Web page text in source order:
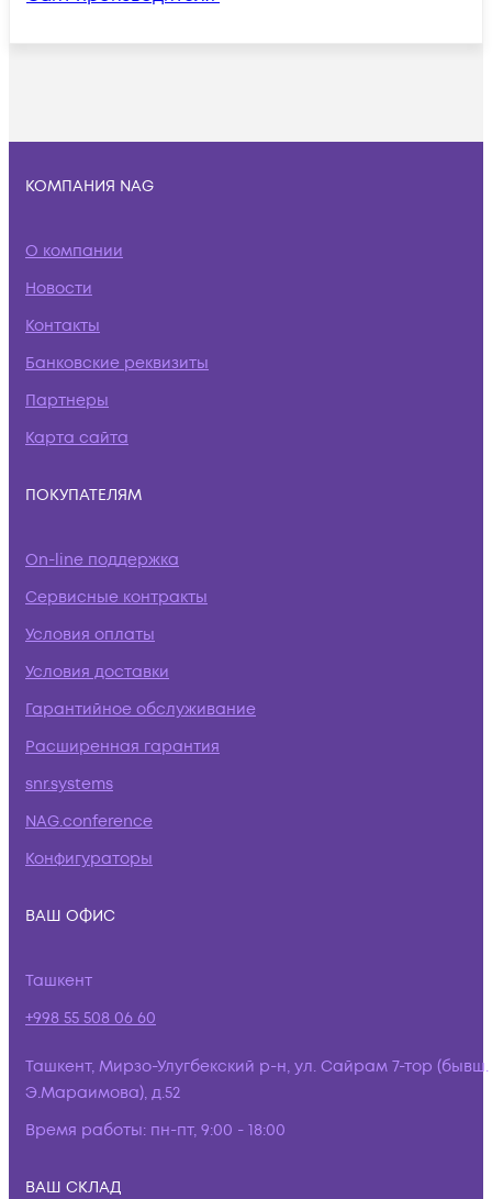
КОМПАНИЯ NAG
О компании
Новости
Контакты
Банковские реквизиты
Партнеры
Карта сайта
ПОКУПАТЕЛЯМ
On-line поддержка
Сервисные контракты
Условия оплаты
Условия доставки
Гарантийное обслуживание
Расширенная гарантия
snr.systems
NAG.conference
Конфигураторы
ВАШ ОФИС
Ташкент
+998 55 508 06 60
Ташкент, Мирзо-Улугбекский р-н, ул. Сайрам 7-тор (бывш.
Э.Мараимова), д.52
Время работы: пн-пт, 9:00 - 18:00
ВАШ СКЛАД